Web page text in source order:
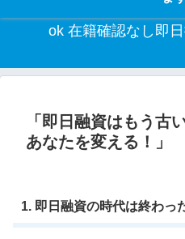
独自審査のキャッシング
ok 在籍確認なし即
「即日融資はもう古
あなたを変える！」
1. 即日融資の時代は終わっ